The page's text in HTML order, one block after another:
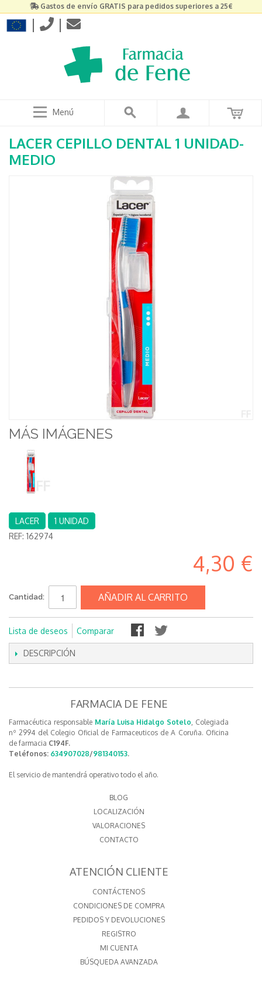
Gastos de envío GRATIS para pedidos superiores a 25€
| |
Menú
LACER CEPILLO DENTAL 1 UNIDAD-
MEDIO
MÁS IMÁGENES
LACER
1 UNIDAD
REF: 162974
4,30 €
Cantidad: AÑADIR AL CARRITO
Lista de deseos Comparar
DESCRIPCIÓN
FARMACIA DE FENE
Farmacéutica responsable María Luisa Hidalgo Sotelo, Colegiada
nº 2994 del Colegio Oficial de Farmaceuticos de A Coruña. Oficina
de farmacia C194F.
Teléfonos: 634907028/981340153.
El servicio de mantendrá operativo todo el año.
BLOG
LOCALIZACIÓN
VALORACIONES
CONTACTO
ATENCIÓN CLIENTE
CONTÁCTENOS
CONDICIONES DE COMPRA
PEDIDOS Y DEVOLUCIONES
REGISTRO
MI CUENTA
BÚSQUEDA AVANZADA